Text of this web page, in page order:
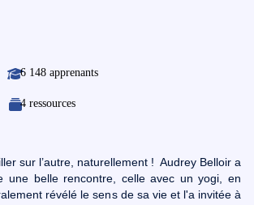
6 148 apprenants
4 ressources
sur l’autre, naturellement ! Audrey Belloir a
une belle rencontre, celle avec un yogi, en
révélé le sens de sa vie et l'a invitée à